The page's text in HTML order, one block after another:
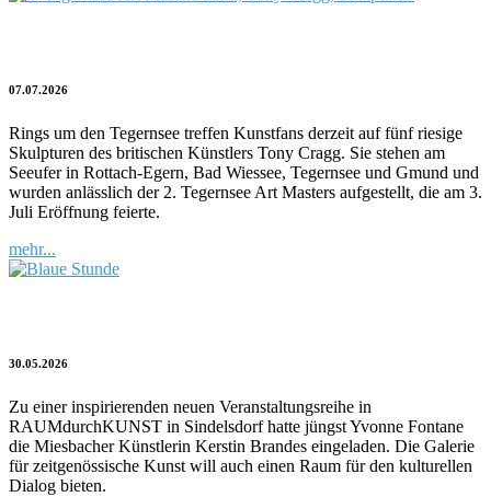
07.07.2026
Rings um den Tegernsee treffen Kunstfans derzeit auf fünf riesige
Skulpturen des britischen Künstlers Tony Cragg. Sie stehen am
Seeufer in Rottach-Egern, Bad Wiessee, Tegernsee und Gmund und
wurden anlässlich der 2. Tegernsee Art Masters aufgestellt, die am 3.
Juli Eröffnung feierte.
mehr...
30.05.2026
Zu einer inspirierenden neuen Veranstaltungsreihe in
RAUMdurchKUNST in Sindelsdorf hatte jüngst Yvonne Fontane
die Miesbacher Künstlerin Kerstin Brandes eingeladen. Die Galerie
für zeitgenössische Kunst will auch einen Raum für den kulturellen
Dialog bieten.